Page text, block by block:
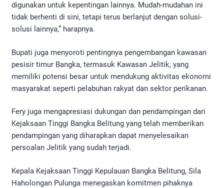
digunakan untuk kepentingan lainnya. Mudah-mudahan ini
tidak berhenti di sini, tetapi terus berlanjut dengan solusi-
solusi lainnya,” harapnya.
Bupati juga menyoroti pentingnya pengembangan kawasan
pesisir timur Bangka, termasuk Kawasan Jelitik, yang
memiliki potensi besar untuk mendukung aktivitas ekonomi
masyarakat seperti pelabuhan rakyat dan sektor perikanan.
Fery juga mengapresiasi dukungan dan pendampingan dari
Kejaksaan Tinggi Bangka Belitung yang telah memberikan
pendampingan yang diharapkan dapat menyelesaikan
persoalan Jelitik yang sudah terjadi.
Kepala Kejaksaan Tinggi Kepulauan Bangka Belitung, Sila
Haholongan Pulunga menegaskan komitmen pihaknya